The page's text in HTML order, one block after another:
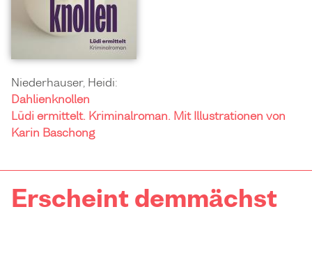
Niederhauser, Heidi:
Dahlienknollen
Lüdi ermittelt. Kriminalroman. Mit Illustrationen von
Karin Baschong
Erscheint demmächst